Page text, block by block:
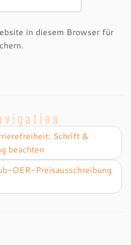
in diesem Browser für
Schrift &
beachten
OER-Preisausschreibung